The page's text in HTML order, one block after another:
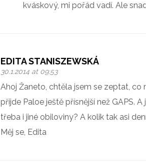
kváskový, mi pořád vadí. Ale
EDITA STANISZEWSKÁ
30.1.2014 at 09:53
Ahoj Žaneto, chtěla jsem se zeptat,
přijde Paloe ještě přísnější než GAPS.
třeba i jiné obiloviny? A kolik tak asi
Měj se, Edita